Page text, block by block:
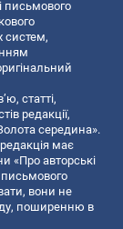
письмового
систем,
статті,
редакції,
середина».
має
«Про авторські
письмового
вони не
поширенню в